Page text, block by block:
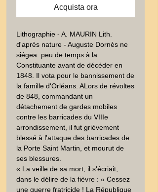
Acquista ora
Lithographie - A. MAURIN Lith.
d'après nature - Auguste Dornès ne
siégea  peu de temps à la
Constituante avant de décéder en
1848. Il vota pour le bannissement de
la famille d'Orléans. ALors de révoltes
de 848, commandant un
détachement de gardes mobiles
contre les barricades du VIIIe
arrondissement, il fut grièvement
blessé à l'attaque des barricades de
la Porte Saint Martin, et mourut de
ses blessures.
« La veille de sa mort, il s'écriait,
dans le délire de la fièvre : « Cessez
une guerre fratricide ! La République